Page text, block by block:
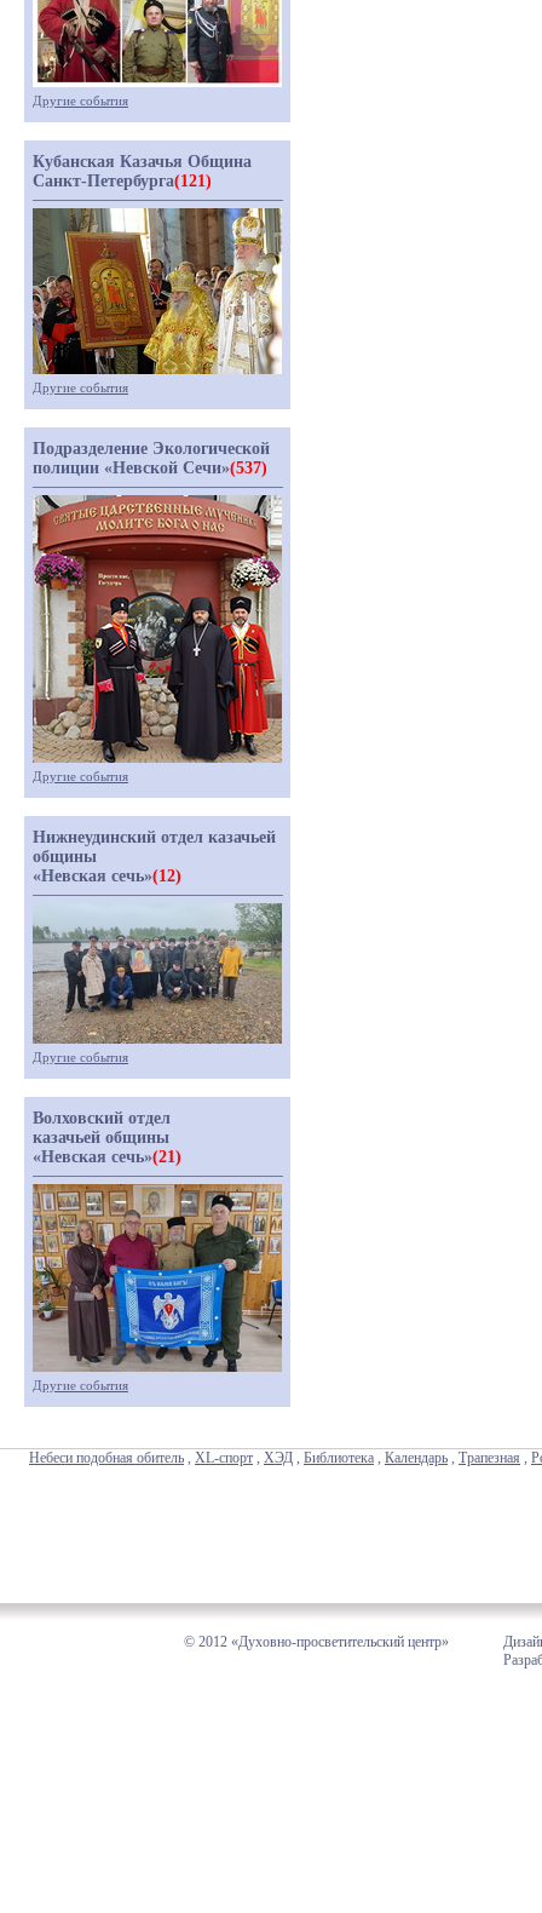
Другие события
Кубанская Казачья Община
Санкт-Петербурга(121)
Другие события
Подразделение Экологической
полиции «Невской Сечи»(537)
Другие события
Нижнеудинский отдел казачьей
общины
«Невская сечь»(12)
Другие события
Волховский отдел
казачьей общины
«Невская сечь»(21)
Другие события
Небеси подобная обитель , XL-спорт , ХЭД , Библиотека , Календарь , Трапезная ,
© 2012 «Духовно-просветительский центр»